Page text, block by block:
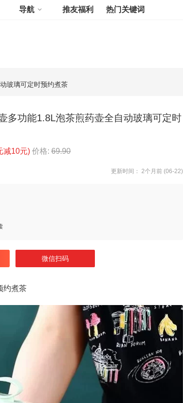
导航 推友福利 热门关键词
玻璃可定时预约煮茶
多功能1.8L泡茶煎药壶全自动玻璃可定时
减10元) 价格: 69.90
更新时间： 2个月前 (06-22)
微信扫码
约煮茶